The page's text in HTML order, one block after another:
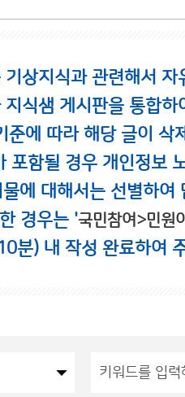
상지식과 관련해서 자
지식샘 게시판을 통합하
준에 따라 해당 글이 삭
함될 경우 개인정보
에 대해서는 선별하여
경우는 '국민참여>민원
분) 내 작성 완료하여